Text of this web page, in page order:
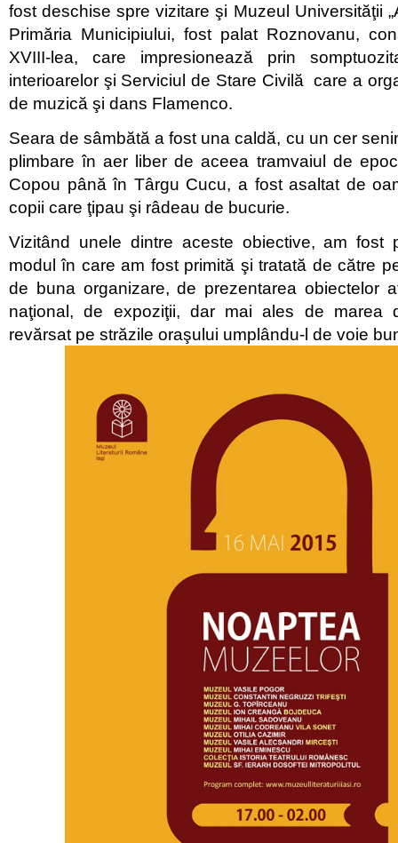
fost deschise spre vizitare şi Muzeul Universităţii
Primăria Municipiului, fost palat Roznovanu,
XVIII-lea, care impresionează prin
interioarelor şi Serviciul de Stare Civilă care a
de muzică şi dans Flamenco.
Seara de sâmbătă a fost una caldă, cu un cer
plimbare în aer liber de aceea tramvaiul de
Copou până în Târgu Cucu, a fost asaltat de
copii care ţipau şi râdeau de bucurie.
Vizitând unele dintre aceste obiective, am fost
modul în care am fost primită şi tratată de către
de buna organizare, de prezentarea obiectelor
naţional, de expoziţii, dar mai ales de marea
revărsat pe străzile oraşului umplându-l de voie